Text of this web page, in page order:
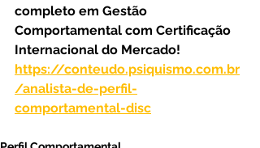
completo em Gestão
Comportamental com Certificação
Internacional do Mercado!
https://conteudo.psiquismo.com.br
/analista-de-perfil-
comportamental-disc